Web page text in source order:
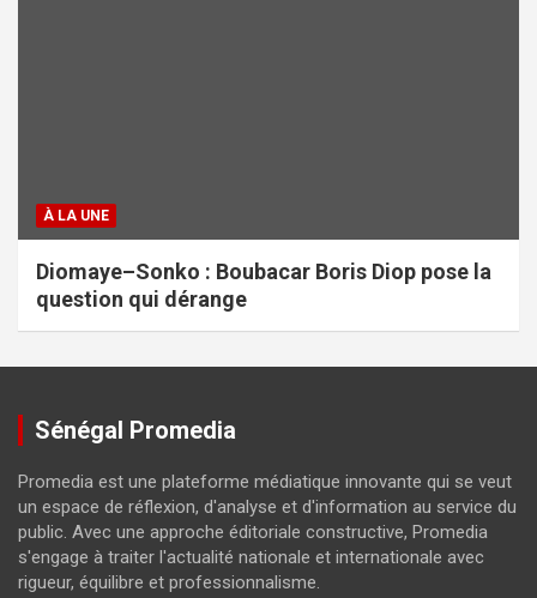
À LA UNE
Diomaye–Sonko : Boubacar Boris Diop pose la
question qui dérange
Sénégal Promedia
Promedia est une plateforme médiatique innovante qui se veut
un espace de réflexion, d'analyse et d'information au service du
public. Avec une approche éditoriale constructive, Promedia
s'engage à traiter l'actualité nationale et internationale avec
rigueur, équilibre et professionnalisme.